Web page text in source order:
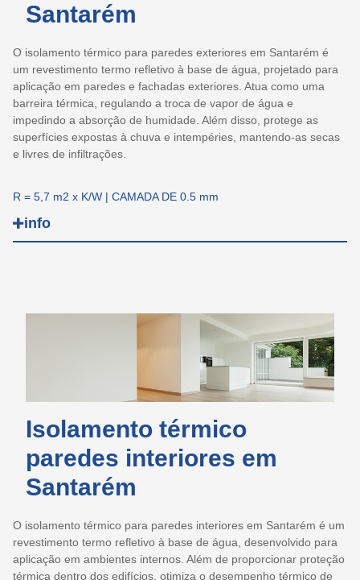
Santarém
O isolamento térmico para paredes exteriores em Santarém é
um revestimento termo refletivo à base de água, projetado para
aplicação em paredes e fachadas exteriores. Atua como uma
barreira térmica, regulando a troca de vapor de água e
impedindo a absorção de humidade. Além disso, protege as
superfícies expostas à chuva e intempéries, mantendo-as secas
e livres de infiltrações.
R = 5,7 m2 x K/W | CAMADA DE 0.5 mm
info
Corrige pequenas fissuras e aumenta a durabilidade das
Melhora a eficiência energética do edifício.
ser colorido com um espectro de 2500 pigmentos
BAUTER®. A sua estrutura permite um acabamento
estético excecional.
Ultra flexível: cria um revestimento muito flexível que
corrige pequenas fissuras ou microfissuras e evita o seu
Balanço de energia: melhora o balanço energético do
edifício e decora as fachadas.
Isolamento térmico
paredes interiores em
Santarém
O isolamento térmico para paredes interiores em Santarém é um
revestimento termo refletivo à base de água, desenvolvido para
aplicação em ambientes internos. Além de proporcionar proteção
térmica dentro dos edifícios, otimiza o desempenho térmico de